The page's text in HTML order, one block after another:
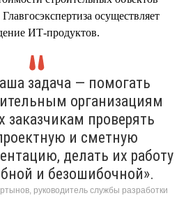
осуществляет
ИТ-продуктов.
задача — помогать
организациям
заказчикам проверять
и сметную
делать их работу
и безошибочной».
руководитель службы разработки